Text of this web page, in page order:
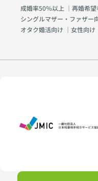
成婚率50％以上 ｜ 再婚希望
シングルマザー・ファザー
オタク婚活向け ｜ 女性向け